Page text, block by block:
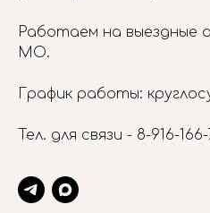
Работаем на выездные
МО.
График работы:
Тел. для связи - 8-916-